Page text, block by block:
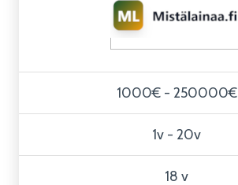
1000€ - 250000€
1v - 20v
18 v